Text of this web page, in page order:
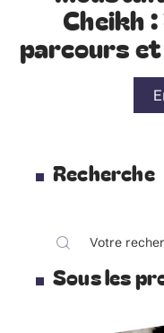
Cheikh
parcours
Recherche
Sous les